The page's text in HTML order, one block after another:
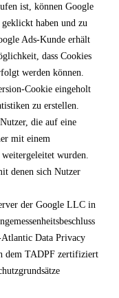
ist, können Google
haben und zu
Ads-Kunde erhält
dass Cookies
werden können.
Cookie eingeholt
zu erstellen.
die auf eine
mit einem
wurden.
denen sich Nutzer
der Google LLC in
Data Privacy
dem TADPF zertifiziert